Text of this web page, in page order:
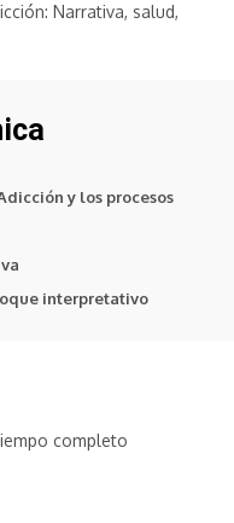
completo
Narrativa, salud,
y los procesos
interpretativo